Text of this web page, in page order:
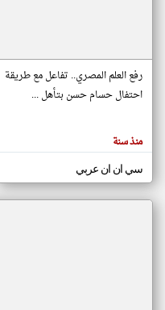
المقالات
الموجوده
هنا عن
رفع العلم المصري.. تفاعل مع طريقة
احتفال حسام حسن بتأهل ...
منذ سنة
سي ان ان عربي